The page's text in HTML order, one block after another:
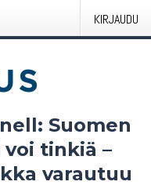
KIRJAUDU
Suomen
tinkiä –
varautuu